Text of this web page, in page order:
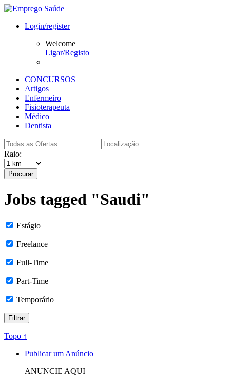
Login/register
Welcome
Ligar/Registo
CONCURSOS
Artigos
Enfermeiro
Fisioterapeuta
Médico
Dentista
Raio:
Procurar
Jobs tagged "Saudi"
Estágio
Freelance
Full-Time
Part-Time
Temporário
Topo ↑
Publicar um Anúncio
ANUNCIE AQUI